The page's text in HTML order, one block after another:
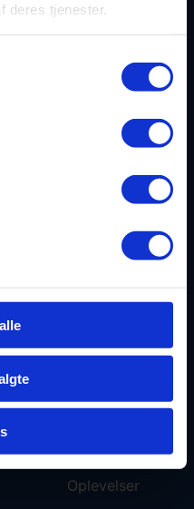
deres tjenester.
Linjer
Fodbold
Dance
Musik
Undervisning
Faciliteter
Oplevelser